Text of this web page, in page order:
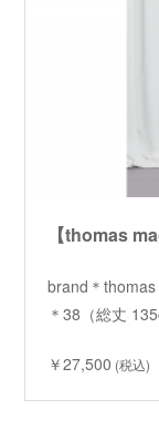
brand＊
＊38（総丈
￥27,500 (税込)